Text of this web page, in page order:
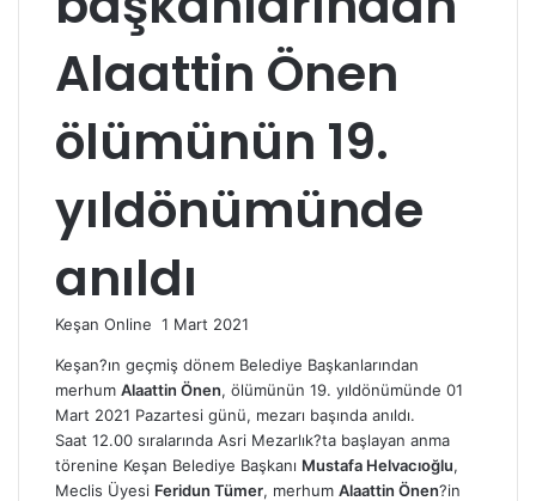
Alaattin Önen
ölümünün 19.
yıldönümünde
anıldı
Keşan Online Bir
posta
göndermek
1 Mart 2021
Keşan?ın geçmiş dönem Belediye Başkanlarından
merhum Alaattin Önen, ölümünün 19. yıldönümünde 01
Mart 2021 Pazartesi günü, mezarı başında anıldı.
Saat 12.00 sıralarında Asri Mezarlık?ta başlayan anma
törenine Keşan Belediye Başkanı Mustafa Helvacıoğlu,
Meclis Üyesi Feridun Tümer, merhum Alaattin Önen?in